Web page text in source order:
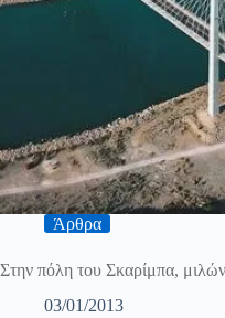
Άρθρα
Στην πόλη του Σκαρίμπα,
03/01/2013